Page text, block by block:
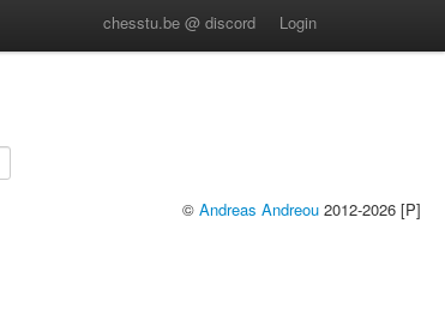
chesstu.be @ discord Login
© Andreas Andreou 2012-2026 [P]